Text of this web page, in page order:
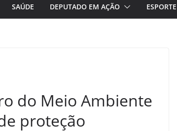
SAÚDE DEPUTADO EM AÇÃO ESPORTE
do Meio Ambiente
proteção